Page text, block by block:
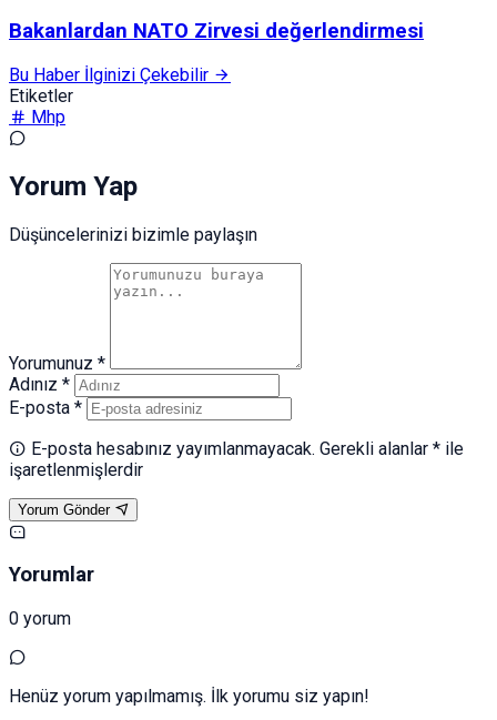
Bakanlardan NATO Zirvesi değerlendirmesi
Bu Haber İlginizi Çekebilir
Etiketler
Mhp
Yorum Yap
Düşüncelerinizi bizimle paylaşın
Yorumunuz *
Adınız *
E-posta *
E-posta hesabınız yayımlanmayacak. Gerekli alanlar * ile
işaretlenmişlerdir
Yorum Gönder
Yorumlar
0 yorum
Henüz yorum yapılmamış. İlk yorumu siz yapın!